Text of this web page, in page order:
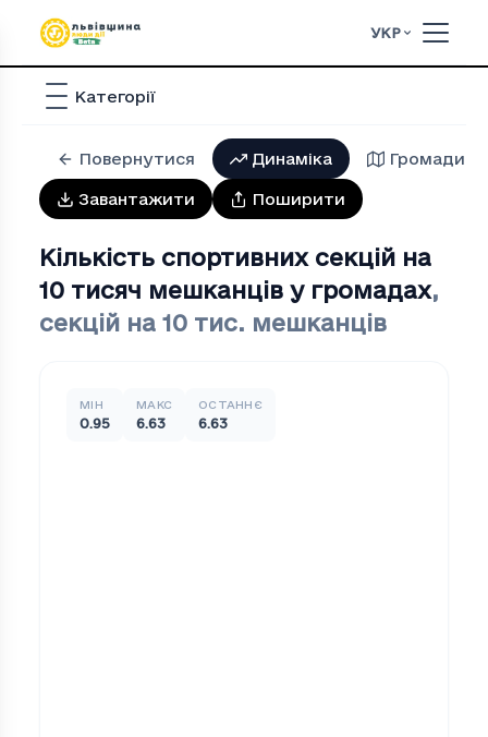
УКР
Категорії
Повернутися Динаміка Громади
Завантажити Поширити
Кількість спортивних секцій на
10 тисяч мешканців у громадах,
секцій на 10 тис. мешканців
МІН
0.95
МАКС
6.63
ОСТАННЄ
6.63